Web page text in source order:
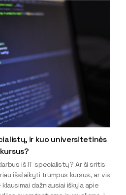
ir kuo universitetinės
iš IT specialistų? Ar ši sritis
išsilaikyti trumpus kursus, ar vis
dažniausiai iškyla apie